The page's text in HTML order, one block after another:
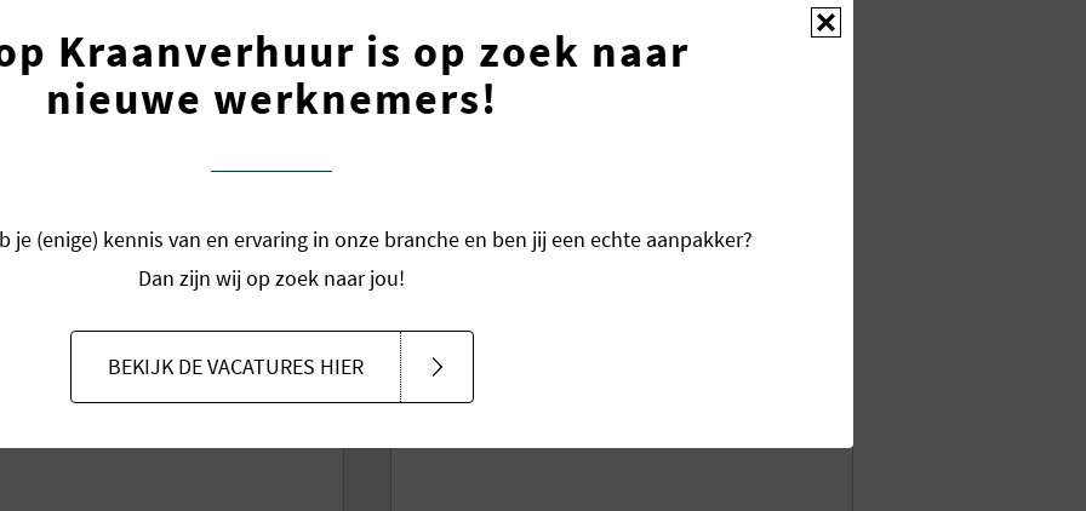
Komt u er niet uit of heeft u nog vragen? U
kunt op werkdagen ook altijd telefonisch
Kraanverhuur is op zoek naar
nieuwe werknemers!
je (enige) kennis van en ervaring in onze branche en ben jij een echte aanpakker?
Dan zijn wij op zoek naar jou!
BEKIJK DE VACATURES HIER